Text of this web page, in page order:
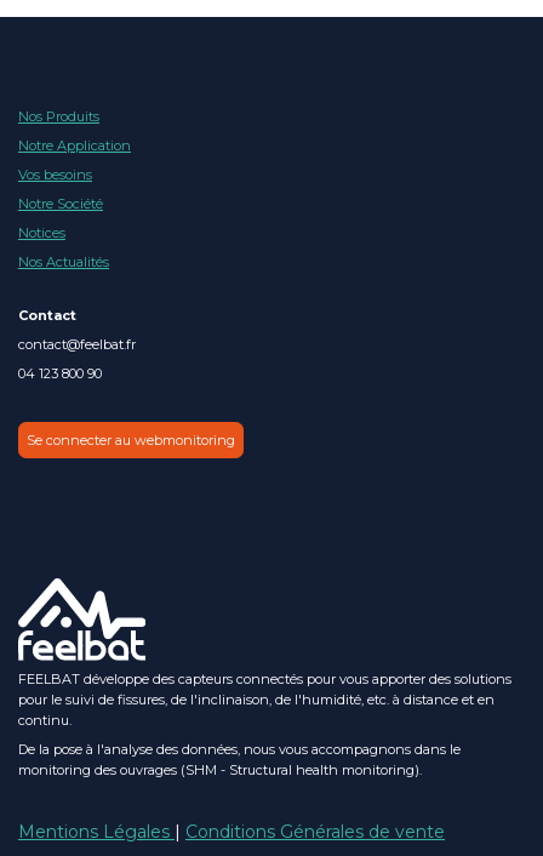
Nos Produits
Notre Application
Vos besoins
Notre Société
Notices
Nos Actualités
Contact
contact@feelbat.fr
04 123 800 90
Se connecter au webmonitoring
FEELBAT développe des capteurs connectés pour vous apporter des solutions
pour le suivi de fissures, de l'inclinaison, de l'humidité, etc. à distance et en
continu.
De la pose à l'analyse des données, nous vous accompagnons dans le
monitoring des ouvrages (SHM - Structural health monitoring).
Mentions Légales | Conditions Générales de vente